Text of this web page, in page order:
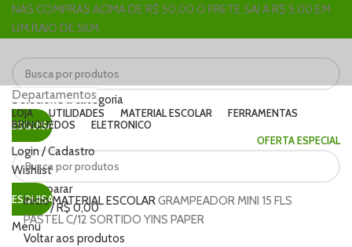
NAS COMPRAS ACIMA DE R$ 50,00 O FRETE SAI A R$ 5,00 EM
UM RAIO DE 5KM
Selecione a categoria
PESQUISAR
Login / Cadastro
Wishlist
Comparar
0itens/R$0,00
Menu
Departamentos
LOJA UTILIDADES MATERIAL ESCOLAR
FERRAMENTAS
BRINQUEDOS
ELETRONICO
OFERTA ESPECIAL
PESQUISAR
Clique para ampliar
InícioMATERIAL ESCOLARGRAMPEADOR MINI 15 FLS
PASTEL C/12 SORTIDO YINS PAPER
Voltar aos produtos